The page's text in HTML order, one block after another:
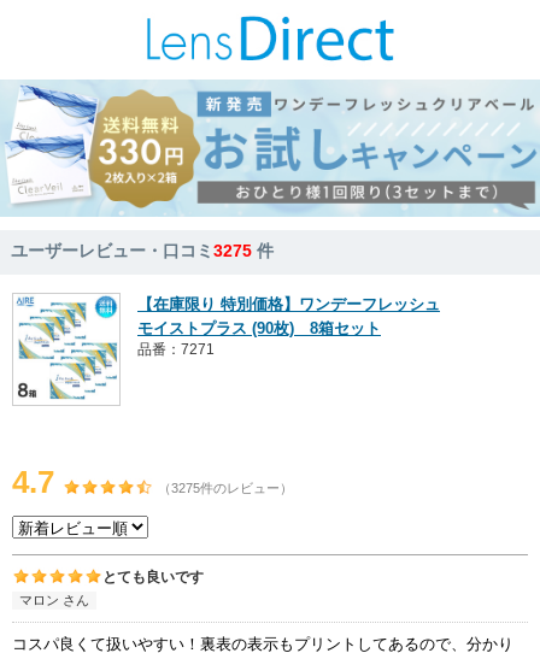
ユーザーレビュー・口コミ3275 件
【在庫限り 特別価格】ワンデーフレッシュ
モイストプラス (90枚) 8箱セット
品番：7271
4.7 （3275件のレビュー）
とても良いです
マロン さん
コスパ良くて扱いやすい！裏表の表示もプリントしてあるので、分かり